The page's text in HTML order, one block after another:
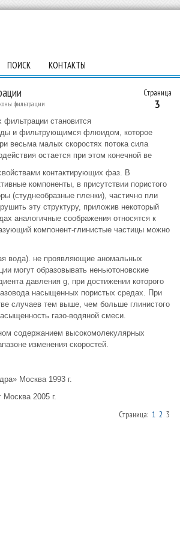
ПОИСК КОНТАКТЫ
Страница
3
фильтрации
становится
и фильтрующимся флюидом, которое
весьма малых скоростях потока сила
остается при этом конечной ве
контактирующих фаз. В
компоненты, в присутствии пористого
(студнеобразные пленки), частично пли
эту структуру, приложив некоторый
аналогичные соображения относятся к
компонент-глинистые частицы можно
вода). не проявляющие аномальных
могут образовывать неньютоновские
давления g, при достижении которого
насыщенных пористых средах. При
случаев тем выше, чем больше глинистого
газо-водяной смеси.
содержанием высокомолекулярных
изменения скоростей.
Москва 1993 г.
2005 г.
Страница: 1 2 3